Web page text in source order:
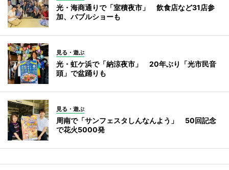
光・海商通りで「室積夜市」 飲食店など31店参
加、バブルショーも
見る・遊ぶ
光・虹ケ浜で「納涼夜市」 20年ぶり「光市民音
頭」で盆踊りも
見る・遊ぶ
周南で「サンフェスタしんなんよう」 50回記念
で花火5000発